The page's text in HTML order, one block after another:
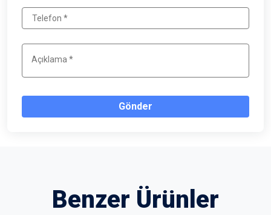
Gönder
Benzer Ürünler